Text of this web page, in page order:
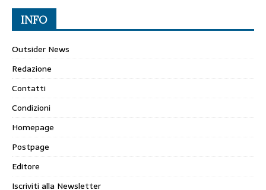
INFO
Outsider News
Redazione
Contatti
Condizioni
Homepage
Postpage
Editore
Iscriviti alla Newsletter